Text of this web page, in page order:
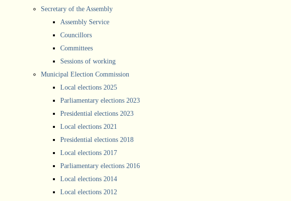
Secretary of the Assembly
Assembly Service
Councillors
Committees
Sessions of working
Municipal Election Commission
Local elections 2025
Parliamentary elections 2023
Presidential elections 2023
Local elections 2021
Presidential elections 2018
Local elections 2017
Parliamentary elections 2016
Local elections 2014
Local elections 2012